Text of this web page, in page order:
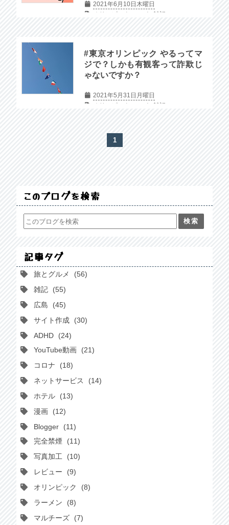
2021年6月10日木曜日
オリンピック
コロナ 雑記
#東京オリンピック やるってマ
ジで？しかも有観客って詐欺じ
ゃないですか？
2021年5月31日月曜日
オリンピック
コロナ 雑記
1
このブログを検索
記事タグ
旅とグルメ
56
雑記
55
広島
45
サイト作成
30
ADHD
24
YouTube動画
21
コロナ
18
ネットサービス
14
ホテル
13
漫画
12
Blogger
11
完全禁煙
11
写真加工
10
レビュー
9
オリンピック
8
ラーメン
8
マルチーズ
7